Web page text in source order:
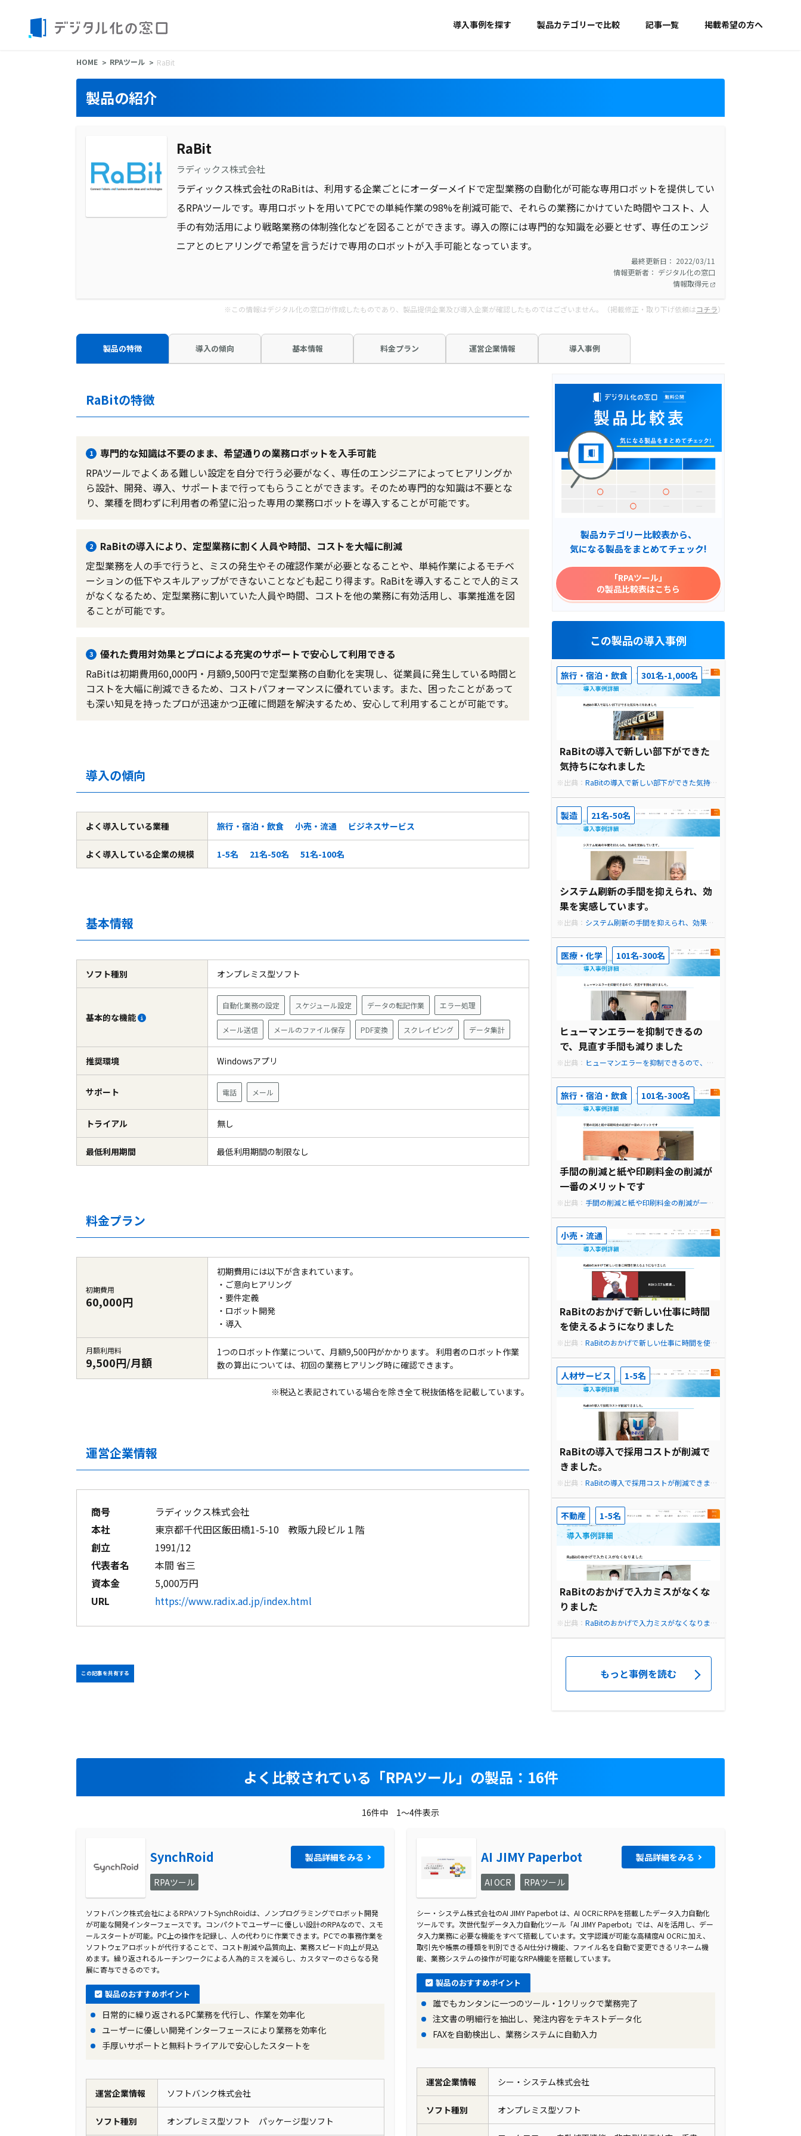
導入事例を探す 製品カテゴリーで比較 記事一覧 掲載希望の方へ
HOME RPAツール RaBit
製品の紹介
RaBit
ラディックス株式会社
ラディックス株式会社のRaBitは、利用する企業ごとにオーダーメイドで定型業務の自動化が可能な専用ロボットを提供してい
るRPAツールです。専用ロボットを用いてPCでの単純作業の98%を削減可能で、それらの業務にかけていた時間やコスト、人
手の有効活用により戦略業務の体制強化などを図ることができます。導入の際には専門的な知識を必要とせず、専任のエンジ
ニアとのヒアリングで希望を言うだけで専用のロボットが入手可能となっています。
最終更新日： 2022/03/11
情報更新者： デジタル化の窓口
情報取得元
※この情報はデジタル化の窓口が作成したものであり、製品提供企業及び導入企業が確認したものではございません。（掲載修正・取り下げ依頼はコチラ）
製品の特徴 導入の傾向 基本情報 料金プラン 運営企業情報 導入事例
RaBitの特徴
1
専門的な知識は不要のまま、希望通りの業務ロボットを入手可能
RPAツールでよくある難しい設定を自分で行う必要がなく、専任のエンジニアによってヒアリングか
ら設計、開発、導入、サポートまで行ってもらうことができます。そのため専門的な知識は不要とな
り、業種を問わずに利用者の希望に沿った専用の業務ロボットを導入することが可能です。
2
RaBitの導入により、定型業務に割く人員や時間、コストを大幅に削減
定型業務を人の手で行うと、ミスの発生やその確認作業が必要となることや、単純作業によるモチベ
ーションの低下やスキルアップができないことなども起こり得ます。RaBitを導入することで人的ミス
がなくなるため、定型業務に割いていた人員や時間、コストを他の業務に有効活用し、事業推進を図
ることが可能です。
3
優れた費用対効果とプロによる充実のサポートで安心して利用できる
RaBitは初期費用60,000円・月額9,500円で定型業務の自動化を実現し、従業員に発生している時間と
コストを大幅に削減できるため、コストパフォーマンスに優れています。また、困ったことがあって
も深い知見を持ったプロが迅速かつ正確に問題を解決するため、安心して利用することが可能です。
導入の傾向
よく導入している業種 旅行・宿泊・飲食 小売・流通 ビジネスサービス
よく導入している企業の規模 1-5名 21名-50名 51名-100名
基本情報
ソフト種別 オンプレミス型ソフト
基本的な機能
自動化業務の設定 スケジュール設定 データの転記作業 エラー処理
メール送信 メールのファイル保存 PDF変換 スクレイピング データ集計
推奨環境 Windowsアプリ
サポート 電話 メール
トライアル 無し
最低利用期間 最低利用期間の制限なし
料金プラン
初期費用
60,000円
初期費用には以下が含まれています。
・ご意向ヒアリング
・要件定義
・ロボット開発
・導入
月額利用料
9,500円/月額
1つのロボット作業について、月額9,500円がかかります。 利用者のロボット作業
数の算出については、初回の業務ヒアリング時に確認できます。
※税込と表記されている場合を除き全て税抜価格を記載しています。
運営企業情報
商号
ラディックス株式会社
本社
東京都千代田区飯田橋1-5-10 教販九段ビル１階
創立
1991/12
代表者名
本間 省三
資本金
5,000万円
URL
https://www.radix.ad.jp/index.html
この記事を共有する
製品カテゴリー比較表から、
気になる製品をまとめてチェック!
「RPAツール」
の製品比較表はこちら
この製品の導入事例
旅行・宿泊・飲食 301名-1,000名
RaBitの導入で新しい部下ができた
気持ちになれました
※出典： RaBitの導入で新しい部下ができた気持ち
業務自動化ロボット
製造 21名-50名
システム刷新の手間を抑えられ、効
果を実感しています。
※出典： システム刷新の手間を抑えられ、効果を
円の業務自動化ロボット
医療・化学 101名-300名
ヒューマンエラーを抑制できるの
で、見直す手間も減りました
※出典： ヒューマンエラーを抑制できるので、見
0,450円の業務自動化ロボット
旅行・宿泊・飲食 101名-300名
手間の削減と紙や印刷料金の削減が
一番のメリットです
※出典： 手間の削減と紙や印刷料金の削減が一番
の業務自動化ロボット
小売・流通
RaBitのおかげで新しい仕事に時間
を使えるようになりました
※出典： RaBitのおかげで新しい仕事に時間を使え
0円の業務自動化ロボット
人材サービス 1-5名
RaBitの導入で採用コストが削減で
きました。
※出典： RaBitの導入で採用コストが削減できまし
化ロボット
不動産 1-5名
RaBitのおかげで入力ミスがなくな
りました
※出典： RaBitのおかげで入力ミスがなくなりまし
もっと事例を読む
よく比較されている 「RPAツール」の製品：16件
16件中 1～4件表示
SynchRoid 製品詳細をみる
RPAツール
ソフトバンク株式会社によるRPAソフトSynchRoidは、ノンプログラミングでロボット開発
が可能な開発インターフェースです。コンパクトでユーザーに優しい設計のRPAなので、スモ
ールスタートが可能。PC上の操作を記録し、人の代わりに作業できます。PCでの事務作業を
ソフトウェアロボットが代行することで、コスト削減や品質向上、業務スピード向上が見込
めます。繰り返されるルーチンワークによる人為的ミスを減らし、カスタマーのさらなる発
展に寄与できるのです。
製品のおすすめポイント
日常的に繰り返されるPC業務を代行し、作業を効率化
ユーザーに優しい開発インターフェースにより業務を効率化
手厚いサポートと無料トライアルで安心したスタートを
運営企業情報 ソフトバンク株式会社
ソフト種別 オンプレミス型ソフト パッケージ型ソフト
AI JIMY Paperbot 製品詳細をみる
AI OCR RPAツール
シー・システム株式会社のAI JIMY Paperbot は、AI OCRにRPAを搭載したデータ入力自動化
ツールです。次世代型データ⼊⼒⾃動化ツール「AI JIMY Paperbot」では、AIを活用し、デー
タ入力業務に必要な機能をすべて搭載しています。文字認識が可能な高精度AI OCRに加え、
取引先や帳票の種類を判別できるAI仕分け機能、ファイル名を自動で変更できるリネーム機
能、業務システムの操作が可能なRPA機能を搭載しています。
製品のおすすめポイント
誰でもカンタンに一つのツール・1クリックで業務完了
注文書の明細行を抽出し、発注内容をテキストデータ化
FAXを自動検出し、業務システムに自動入力
運営企業情報 シー・システム株式会社
ソフト種別 オンプレミス型ソフト